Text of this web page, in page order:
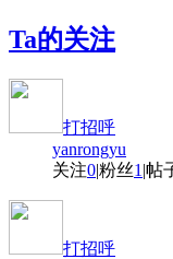
Ta的关注
打招呼
yanrongyu
关注0|粉丝1 |帖
打招呼